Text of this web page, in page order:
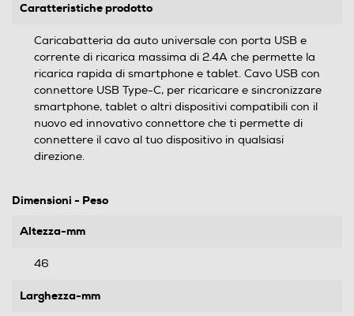
Caratteristiche prodotto
Caricabatteria da auto universale con porta USB e
corrente di ricarica massima di 2.4A che permette la
ricarica rapida di smartphone e tablet. Cavo USB con
connettore USB Type-C, per ricaricare e sincronizzare
smartphone, tablet o altri dispositivi compatibili con il
nuovo ed innovativo connettore che ti permette di
connettere il cavo al tuo dispositivo in qualsiasi
direzione.
Dimensioni - Peso
Altezza-mm
46
Larghezza-mm